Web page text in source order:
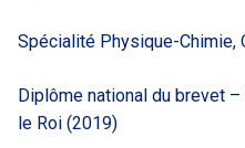
Spécialité Physique-Chimie,
Diplôme national du brevet
le Roi (2019)